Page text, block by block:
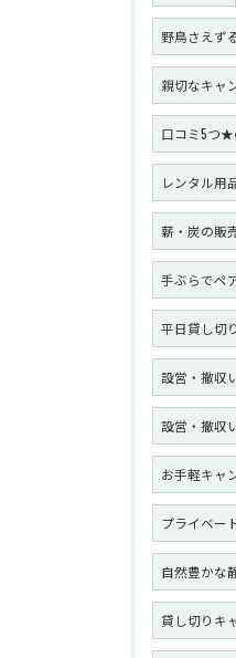
野鳥さえず
親切なキャ
口コミ5つ★
レンタル用
薪・炭の販
手ぶらでペ
平日貸し切
設営・撤収
設営・撤収
お手軽キャ
プライベー
自然豊かな
貸し切りキ